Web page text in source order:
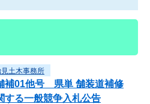
見土木事務所
補01他号 県単 舗装道補修
する一般競争入札公告